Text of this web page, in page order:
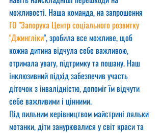
можливості. Наша команда, на запрошення
ГО "Запорука Центр соціального розвитку
"Джингліки", зробила все можливе, щоб
кожна дитина відчула себе важливою,
отримала увагу, підтримку та пошану. Наш
інклюзивний підхід забезпечив участь
діточок з інвалідністю, допоміг їм відчути
себе важливими і цінними.
Під пильним керівництвом майстрині ляльки
мотанки, діти занурювалися у світ краси та